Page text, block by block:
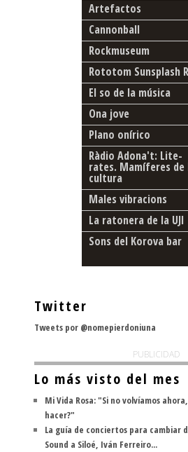
Artefactos
Cannonball
Rockmuseum
Rototom Sunsplash
El so de la música
Ona jove
Plano onírico
Ràdio Adona't: Lite-
rates. Mamíferes de
cultura
Males vibracions
La ratonera de la UJI
Sons del Korova bar
Twitter
Tweets por @nomepierdoniuna
PUBLICIDAD
Lo más visto del mes
Mi Vida Rosa: "Si no volvíamos
hacer?"
La guía de conciertos para cambiar
Sound a Siloé, Iván Ferreiro...